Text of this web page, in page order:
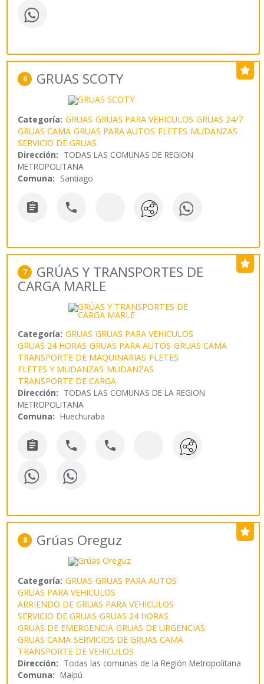
6 GRUAS SCOTY
Categoría: GRUAS GRUAS PARA VEHICULOS GRUAS 24/7
GRUAS CAMA GRUAS PARA AUTOS FLETES MUDANZAS
SERVICIO DE GRUAS
Dirección: TODAS LAS COMUNAS DE REGION
METROPOLITANA
Comuna: Santiago
 
7 GRÚAS Y TRANSPORTES DE
CARGA MARLE
Categoría: GRUAS GRUAS PARA VEHICULOS
GRUAS 24 HORAS GRUAS PARA AUTOS GRUAS CAMA
TRANSPORTE DE MAQUINARIAS FLETES
FLETES Y MUDANZAS MUDANZAS
TRANSPORTE DE CARGA
Dirección: TODAS LAS COMUNAS DE LA REGION
METROPOLITANA
Comuna: Huechuraba
  
8 Grúas Oreguz
Categoría: GRUAS GRUAS PARA AUTOS
GRUAS PARA VEHICULOS
ARRIENDO DE GRUAS PARA VEHICULOS
SERVICIO DE GRUAS GRUAS 24 HORAS
GRUAS DE EMERGENCIA GRUAS DE URGENCIAS
GRUAS CAMA SERVICIOS DE GRUAS CAMA
TRANSPORTE DE VEHICULOS
Dirección: Todas las comunas de la Región Metropolitana
Comuna: Maipú